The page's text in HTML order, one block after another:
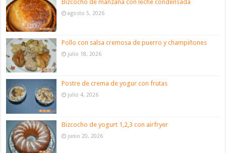
Bizcocho de manzana con leche condensada
agosto 5, 2026
Pollo con salsa cremosa de puerro y champiñones
julio 18, 2026
Postre de crema de yogur con frutas
julio 4, 2026
Bizcocho de yogurt 1,2,3 con airfryer
junio 20, 2026